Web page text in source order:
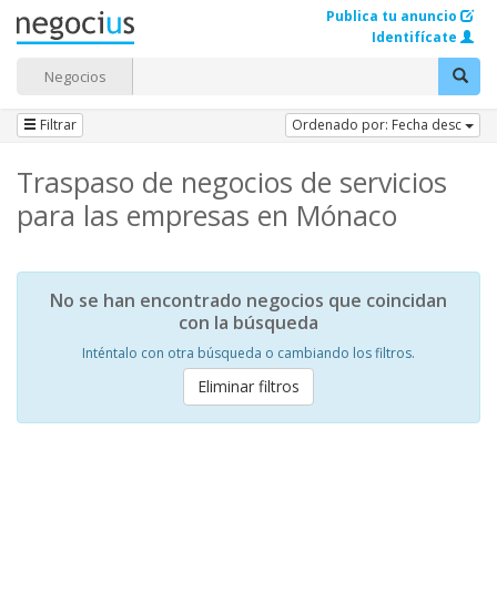
Negocios
Publica tu anuncio
Identifícate
Filtrar Ordenado por: Fecha desc
Traspaso de negocios de servicios
para las empresas en Mónaco
No se han encontrado negocios que coincidan
con la búsqueda
Inténtalo con otra búsqueda o cambiando los filtros.
Eliminar filtros